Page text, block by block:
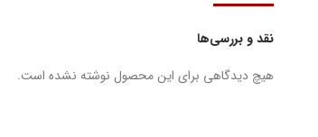
نقد و بررسی‌ها
هیچ دیدگاهی برای این محصول نوشته نشده است.